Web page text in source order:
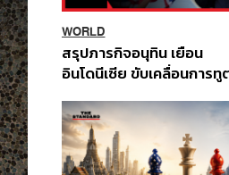
WORLD
สรุปภารกิจอนุทิน เยือน
อินโดนีเซีย ขับเคลื่อนการทู
ส่วนยุทธศาสตร์ไทย –
อินโดนีเซีย